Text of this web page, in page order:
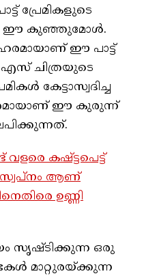
പ്രേമികളുടെ
ഈ കുഞ്ഞുമോൾ.
ഈ പാട്ട്
എസ് ചിത്രയുടെ
കേട്ടാസ്വദിച്ച
ഈ കുരുന്ന്
കഷ്ട്ടപെട്ട്
സ്വപ്നം ആണ്
ഉണ്ണി
സൃഷ്ടിക്കുന്ന ഒരു
മാറ്റുരയ്ക്കുന്ന